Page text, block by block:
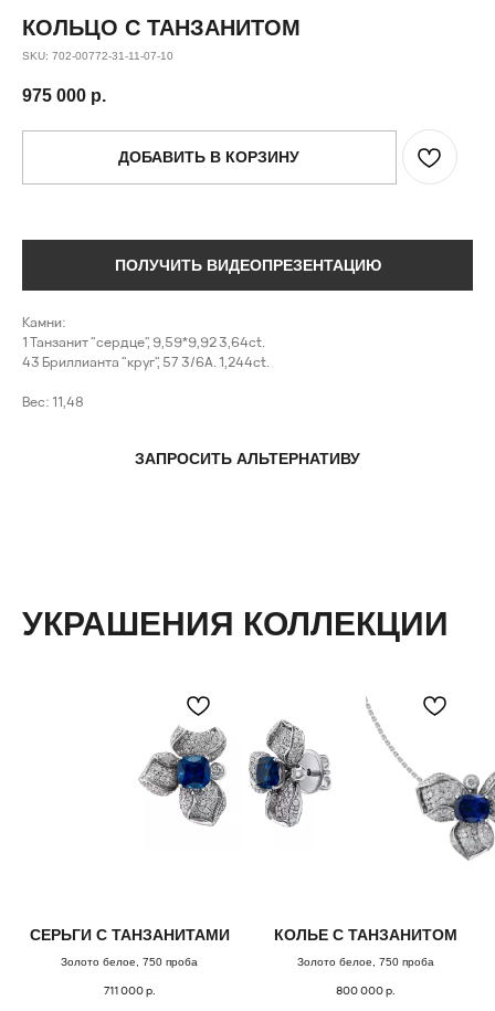
КОЛЬЦО С ТАНЗАНИТОМ
SKU: 702-00772-31-11-07-10
975 000 р.
ДОБАВИТЬ В КОРЗИНУ
ПОЛУЧИТЬ ВИДЕОПРЕЗЕНТАЦИЮ
Камни:
1 Танзанит "сердце", 9,59*9,92 3,64ct.
43 Бриллианта "круг", 57 3/6А. 1,244ct.
Вес: 11,48
ЗАПРОСИТЬ АЛЬТЕРНАТИВУ
УКРАШЕНИЯ КОЛЛЕКЦИИ
СЕРЬГИ С ТАНЗАНИТАМИ
Золото белое, 750 проба
711 000р.
КОЛЬЕ С ТАНЗАНИТОМ
Золото белое, 750 проба
800 000р.